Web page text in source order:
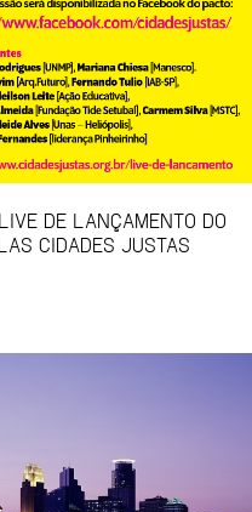
DE LANÇAMENTO DO
CIDADES JUSTAS